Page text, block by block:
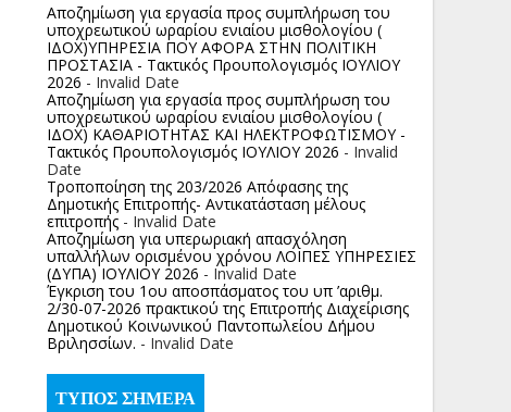
Αποζημίωση για εργασία προς συμπλήρωση του
υποχρεωτικού ωραρίου ενιαίου μισθολογίου (
ΙΔΟΧ)ΥΠΗΡΕΣΙΑ ΠΟΥ ΑΦΟΡΑ ΣΤΗΝ ΠΟΛΙΤΙΚΗ
ΠΡΟΣΤΑΣΙΑ - Τακτικός Προυπολογισμός ΙΟΥΛΙΟΥ
2026 - Invalid Date
Αποζημίωση για εργασία προς συμπλήρωση του
υποχρεωτικού ωραρίου ενιαίου μισθολογίου (
ΙΔΟΧ) ΚΑΘΑΡΙΟΤΗΤΑΣ ΚΑΙ ΗΛΕΚΤΡΟΦΩΤΙΣΜΟΥ -
Τακτικός Προυπολογισμός ΙΟΥΛΙΟΥ 2026 - Invalid
Date
Τροποποίηση της 203/2026 Απόφασης της
Δημοτικής Επιτροπής- Αντικατάσταση μέλους
επιτροπής - Invalid Date
Αποζημίωση για υπερωριακή απασχόληση
υπαλλήλων ορισμένου χρόνου ΛΟΙΠΕΣ ΥΠΗΡΕΣΙΕΣ
(ΔΥΠΑ) ΙΟΥΛΙΟΥ 2026 - Invalid Date
Έγκριση του 1ου αποσπάσματος του υπ ’αριθμ.
2/30-07-2026 πρακτικού της Επιτροπής Διαχείρισης
Δημοτικού Κοινωνικού Παντοπωλείου Δήμου
Βριλησσίων. - Invalid Date
ΤΥΠΟΣ ΣΗΜΕΡΑ